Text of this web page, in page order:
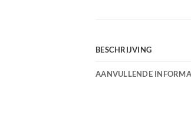
BESCHRIJVING
AANVULLENDE